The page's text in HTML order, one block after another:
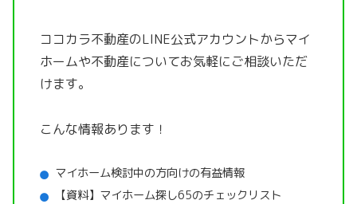
ココカラ不動産のLINE公式アカウントからマイ
ホームや不動産についてお気軽にご相談いただ
けます。
こんな情報あります！
マイホーム検討中の方向けの有益情報
【資料】マイホーム探し65のチェックリスト